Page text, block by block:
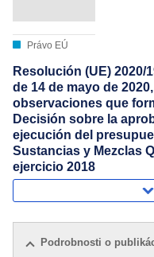
Právo EÚ
Resolución (UE) 2020/
de 14 de mayo de
observaciones que
Decisión sobre la
ejecución del
Sustancias y Mezclas
ejercicio 2018
Podrobnosti o